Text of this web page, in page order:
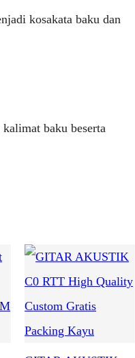
kosakata baku dan
baku beserta